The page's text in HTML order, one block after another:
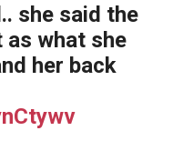
she said the
what she
her back